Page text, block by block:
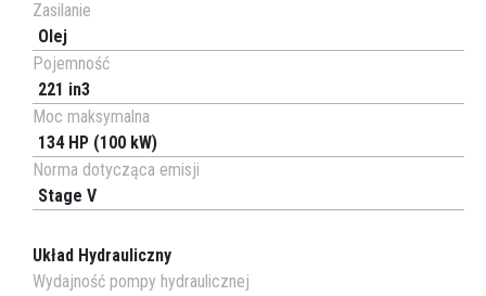
Zasilanie
Olej
Pojemność
221 in3
Moc maksymalna
134 HP (100 kW)
Norma dotycząca emisji
Stage V
Układ Hydrauliczny
Wydajność pompy hydraulicznej